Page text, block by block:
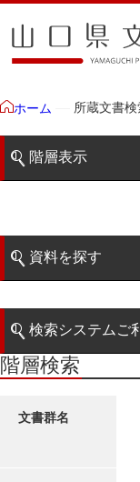
ホーム 所蔵文書
階層表示
藩政文書
特定歴史公
諸家文書
資料を探す
階層検索
検索システムご
検索システムの利用
更新履歴
階層検索
文書群名